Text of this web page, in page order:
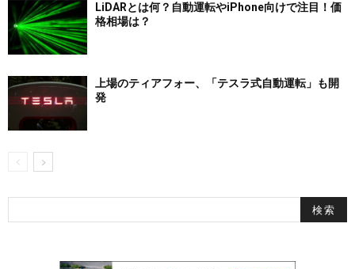
LiDARとは何？自動運転やiPhone向けで注目！価
格相場は？
上場のティアフォー、「テスラ式自動運転」も開
発